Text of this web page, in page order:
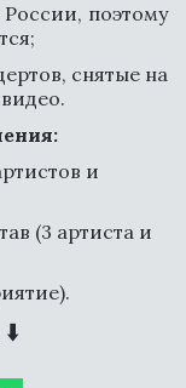
поэтому
снятые на
и
(3 артиста и
⬇️